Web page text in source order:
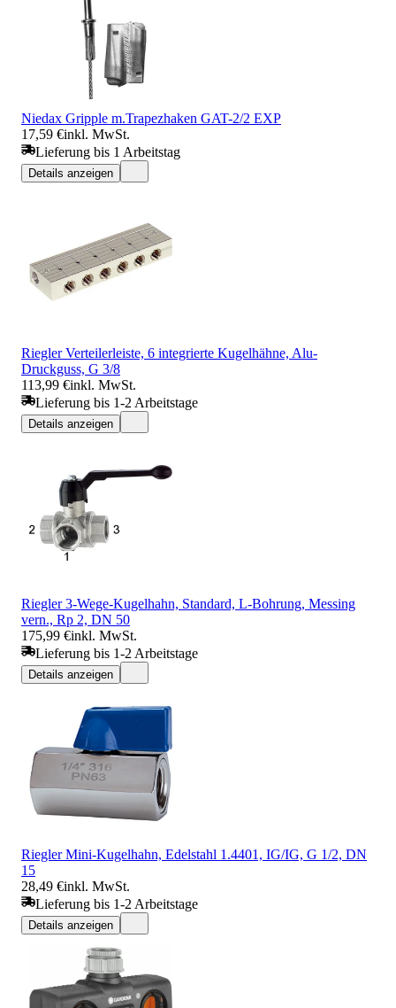
Niedax Gripple m.Trapezhaken GAT-2/2 EXP
17,59 €inkl. MwSt.
Lieferung bis 1 Arbeitstag
Details anzeigen
Riegler Verteilerleiste, 6 integrierte Kugelhähne, Alu-
Druckguss, G 3/8
113,99 €inkl. MwSt.
Lieferung bis 1-2 Arbeitstage
Details anzeigen
Riegler 3-Wege-Kugelhahn, Standard, L-Bohrung, Messing
vern., Rp 2, DN 50
175,99 €inkl. MwSt.
Lieferung bis 1-2 Arbeitstage
Details anzeigen
Riegler Mini-Kugelhahn, Edelstahl 1.4401, IG/IG, G 1/2, DN
15
28,49 €inkl. MwSt.
Lieferung bis 1-2 Arbeitstage
Details anzeigen